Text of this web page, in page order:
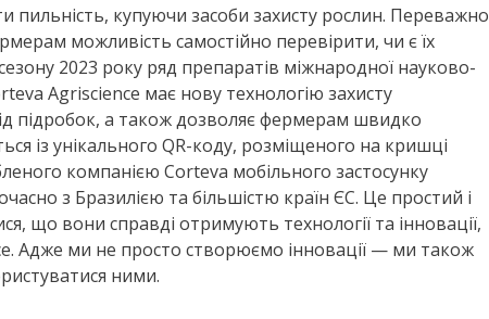
пильність, купуючи засоби захисту рослин. Переважно
можливість самостійно перевірити, чи є їх
2023 року ряд препаратів міжнародної науково-
Agriscience має нову технологію захисту
підробок, а також дозволяє фермерам швидко
із унікального QR-коду, розміщеного на кришці
компанією Corteva мобільного застосунку
з Бразилією та більшістю країн ЄС. Це простий і
що вони справді отримують технології та інновації,
Адже ми не просто створюємо інновації — ми також
ними.